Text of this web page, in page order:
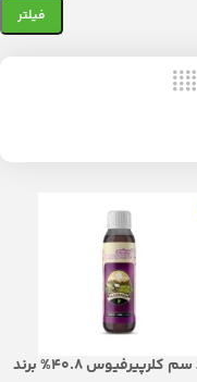
فیلتر
خرید سم کلرپیرفیوس 40.8% برند